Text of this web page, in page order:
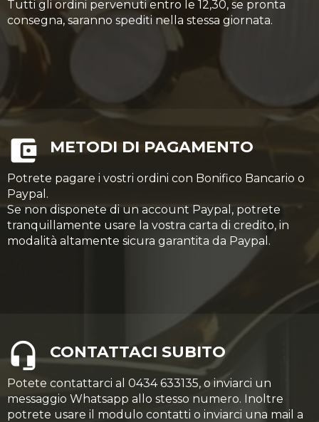
Tutti gli ordini pervenuti entro le 12,30, se pronta
consegna, saranno spediti nella stessa giornata.
METODI DI PAGAMENTO
Potrete pagare i vostri ordini con Bonifico Bancario o
Paypal.
Se non disponete di un account Paypal, potrete
tranquillamente usare la vostra carta di credito, in
modalità altamente sicura garantita da Paypal.
CONTATTACI SUBITO
Potete contattarci al 0434 633135, o inviarci un
messaggio Whatsapp allo stesso numero. Inoltre
potrete usare il modulo contatti o inviarci una mail a